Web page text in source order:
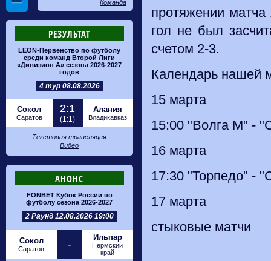
Команда
РЕЗУЛЬТАТ
LEON-Первенство по футболу
среди команд Второй Лиги
«Дивизион А» сезона 2026-2027
годов
4 тур 08.08.2026
Сокол
Саратов
2:1
(1:1)
Алания
Владикавказ
Текстовая трансляция
Видео
АНОНС
FONBET Кубок России по
футболу сезона 2026-2027
2 Раунд 12.08.2026 19:00
Сокол
Саратов -
Ильпар
Пермский
край
протяжении
гол не был
счетом 2-3.
Календарь нашей
15 марта
15:00 "Волга М" -
16 марта
17:30 "Торпедо" -
17 марта
стыковые матчи